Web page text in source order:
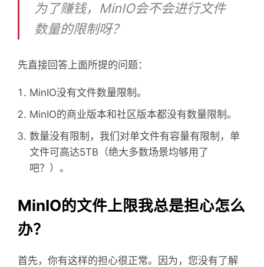
为了赚钱，MinIO会不会进行文件
数量的限制呀？
先直接回答上面所提的问题：
MinIO没有文件数量限制。
MinIO的商业版本和社区版本都没有数量限制。
数量没有限制，我们对单文件有容量有限制，单
文件可高达5TB（绝大多数场景均够用了
吧？）。
MinIO的文件上限我总是担心怎么
办？
首先，你有这样的担心很正常。因为，您没有了解